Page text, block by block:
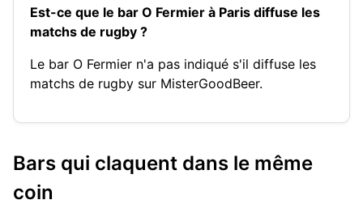
Est-ce que le bar O Fermier à Paris diffuse les
matchs de rugby ?
Le bar O Fermier n'a pas indiqué s'il diffuse les
matchs de rugby sur MisterGoodBeer.
Bars qui claquent dans le même
coin